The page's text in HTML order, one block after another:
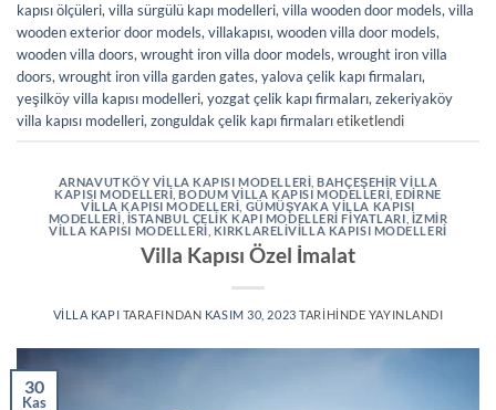
kapısı ölçüleri, villa sürgülü kapı modelleri, villa wooden door models, villa
wooden exterior door models, villakapısı, wooden villa door models,
wooden villa doors, wrought iron villa door models, wrought iron villa
doors, wrought iron villa garden gates, yalova çelik kapı firmaları,
yeşilköy villa kapısı modelleri, yozgat çelik kapı firmaları, zekeriyaköy
villa kapısı modelleri, zonguldak çelik kapı firmalarıetiketlendi
ARNAVUTKÖY VILLA KAPISI MODELLERI ,BAHÇEŞEHIR VILLA
KAPISI MODELLERI ,BODUM VILLA KAPISI MODELLERI ,EDIRNE
VILLA KAPISI MODELLERI GÜMÜŞYAKA VILLA KAPISI
MODELLERI İSTANBUL ÇELIK KAPI MODELLERI FIYATLARI İZMIR
VILLA KAPISI MODELLERI KIRKLARELIVILLA KAPISI MODELLERI
Villa Kapısı Özel İmalat
VILLA KAPI TARAFINDAN KASIM 30, 2023 TARIHINDE YAYINLANDI
30
Kas